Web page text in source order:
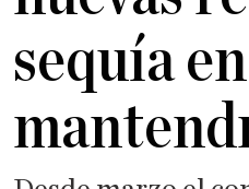
sequía